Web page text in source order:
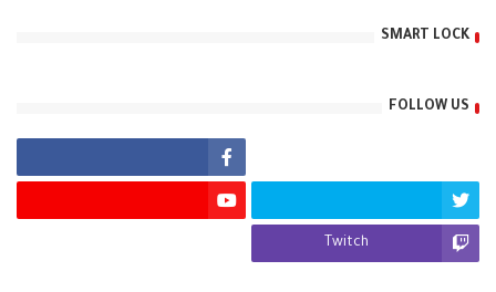
SMART LOCK
FOLLOW US
Twitch